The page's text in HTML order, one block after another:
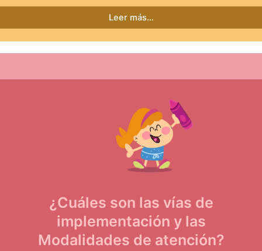
Leer más…
¿Cuáles son las vías de
implementación y las
Modalidades de atención?